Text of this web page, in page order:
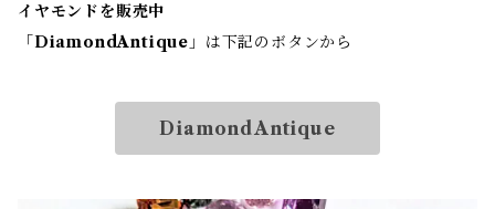
イヤモンドを販売中
「 DiamondAntique 」は下記のボタンから
DiamondAntique